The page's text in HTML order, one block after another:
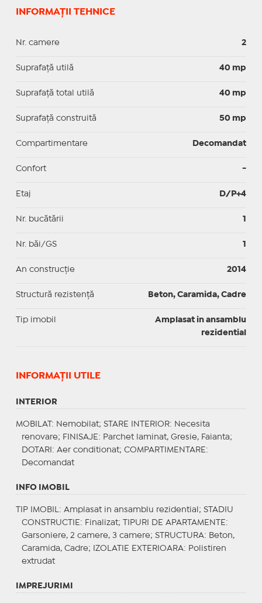
INFORMAȚII TEHNICE
Nr. camere 2
Suprafaţă utilă 40 mp
Suprafaţă total utilă 40 mp
Suprafaţă construită 50 mp
Compartimentare Decomandat
Confort -
Etaj D/P+4
Nr. bucătării 1
Nr. băi/GS 1
An construcție 2014
Structură rezistență Beton, Caramida, Cadre
Tip imobil
Amplasat in ansamblu
rezidential
INFORMAŢII UTILE
INTERIOR
MOBILAT : Nemobilat; STARE INTERIOR: Necesita
renovare; FINISAJE : Parchet laminat, Gresie, Faianta;
DOTARI : Aer conditionat; COMPARTIMENTARE :
Decomandat
INFO IMOBIL
TIP IMOBIL : Amplasat in ansamblu rezidential; STADIU
CONSTRUCTIE : Finalizat; TIPURI DE APARTAMENTE :
Garsoniere, 2 camere, 3 camere; STRUCTURA: Beton,
Caramida, Cadre;
IZOLATIE EXTERIOARA: Polistiren
extrudat
IMPREJURIMI